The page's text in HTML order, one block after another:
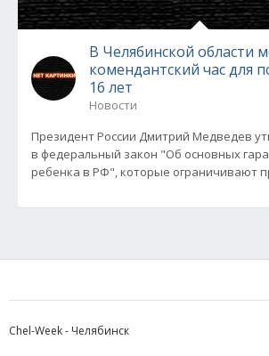
В Челябинской области
комендантский час для
16 лет
Новости
Президент России Дмитрий Медведев
в федеральный закон "Об основных
ребенка в РФ", которые ограничивают
Chel-Week - Челябинск